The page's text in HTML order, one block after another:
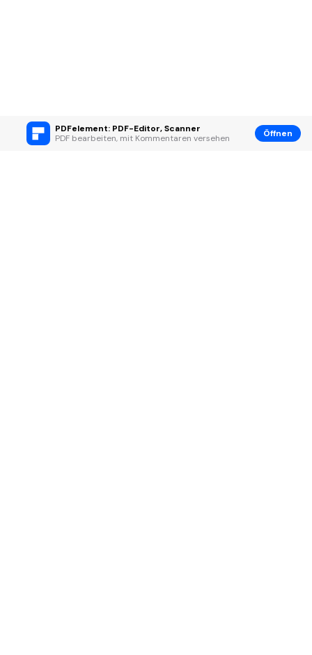
PDFelement: PDF-Editor, Scanner
PDF bearbeiten, mit Kommentaren versehen
Öffnen